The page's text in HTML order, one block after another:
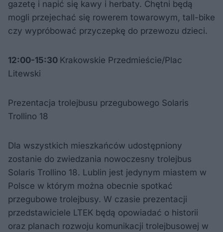
gazetę i napić się kawy i herbaty. Chętni będą
mogli przejechać się rowerem towarowym, tall-bike
czy wypróbować przyczepkę do przewozu dzieci.
12:00-15:30 Krakowskie Przedmieście/Plac
Litewski
Prezentacja trolejbusu przegubowego Solaris
Trollino 18
Dla wszystkich mieszkańców udostępniony
zostanie do zwiedzania nowoczesny trolejbus
Solaris Trollino 18. Lublin jest jedynym miastem w
Polsce w którym można obecnie spotkać
przegubowe trolejbusy. W czasie prezentacji
przedstawiciele LTEK będą opowiadać o historii
oraz planach rozwoju komunikacji trolejbusowej w